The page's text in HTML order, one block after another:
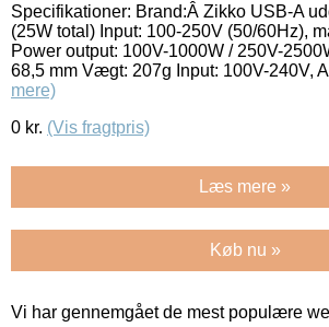
Specifikationer: Brand:Â Zikko USB-A
(25W total) Input: 100-250V (50/60Hz),
Power output: 100V-1000W / 250V-
68,5 mm Vægt: 207g Input: 100V-240V,
mere)
0 kr. (Vis fragtpris)
Læs mere »
Køb nu »
Vi har gennemgået de mest populære